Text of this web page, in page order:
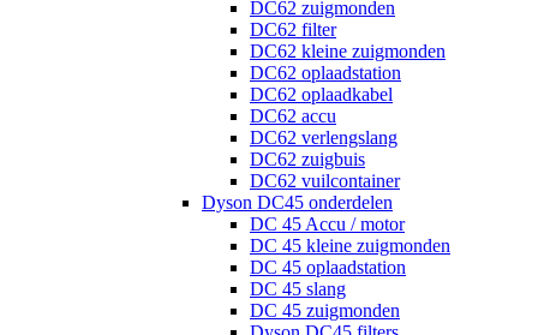
DC62 zuigmonden
DC62 filter
DC62 kleine zuigmonden
DC62 oplaadstation
DC62 oplaadkabel
DC62 accu
DC62 verlengslang
DC62 zuigbuis
DC62 vuilcontainer
Dyson DC45 onderdelen
DC 45 Accu / motor
DC 45 kleine zuigmonden
DC 45 oplaadstation
DC 45 slang
DC 45 zuigmonden